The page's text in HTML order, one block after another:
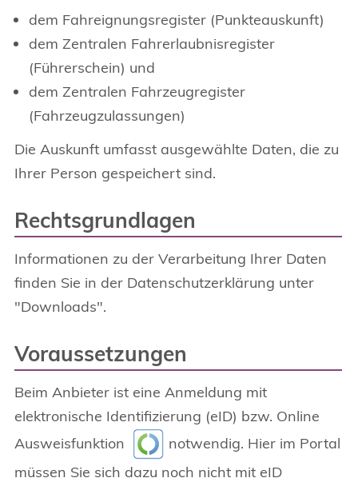
dem Fahreignungsregister (Punkteauskunft)
dem Zentralen Fahrerlaubnisregister
(Führerschein) und
dem Zentralen Fahrzeugregister
(Fahrzeugzulassungen)
Die Auskunft umfasst ausgewählte Daten, die zu
Ihrer Person gespeichert sind.
Rechtsgrundlagen
Informationen zu der Verarbeitung Ihrer Daten
finden Sie in der Datenschutzerklärung unter
"Downloads".
Voraussetzungen
Beim Anbieter ist eine Anmeldung mit
elektronische Identifizierung (eID) bzw. Online
Ausweisfunktion
notwendig. Hier im Portal
müssen Sie sich dazu noch nicht mit eID